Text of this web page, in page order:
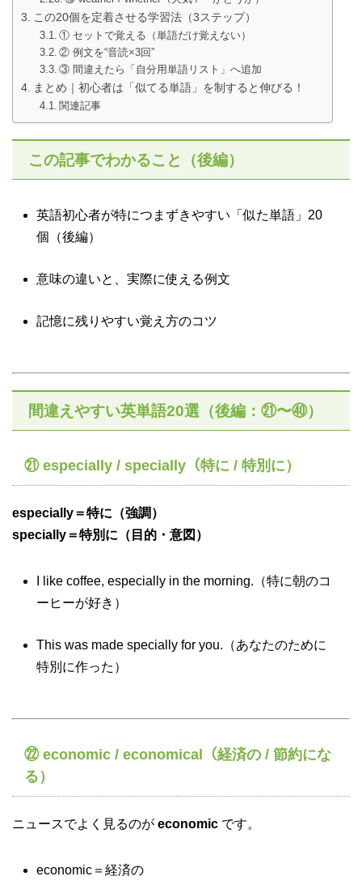
この20個を定着させる学習法（3ステップ）
① セットで覚える（単語だけ覚えない）
② 例文を“音読×3回”
③ 間違えたら「自分用単語リスト」へ追加
まとめ｜初心者は「似てる単語」を制すると伸びる！
関連記事
この記事でわかること（後編）
英語初心者が特につまずきやすい「似た単語」20
個（後編）
意味の違いと、実際に使える例文
記憶に残りやすい覚え方のコツ
間違えやすい英単語20選（後編：㉑〜㊵）
㉑ especially / specially（特に / 特別に）
especially＝特に（強調）
specially＝特別に（目的・意図）
I like coffee, especially in the morning.（特に朝のコ
ーヒーが好き）
This was made specially for you.（あなたのために
特別に作った）
㉒ economic / economical（経済の / 節約にな
る）
ニュースでよく見るのが economic です。
economic＝経済の